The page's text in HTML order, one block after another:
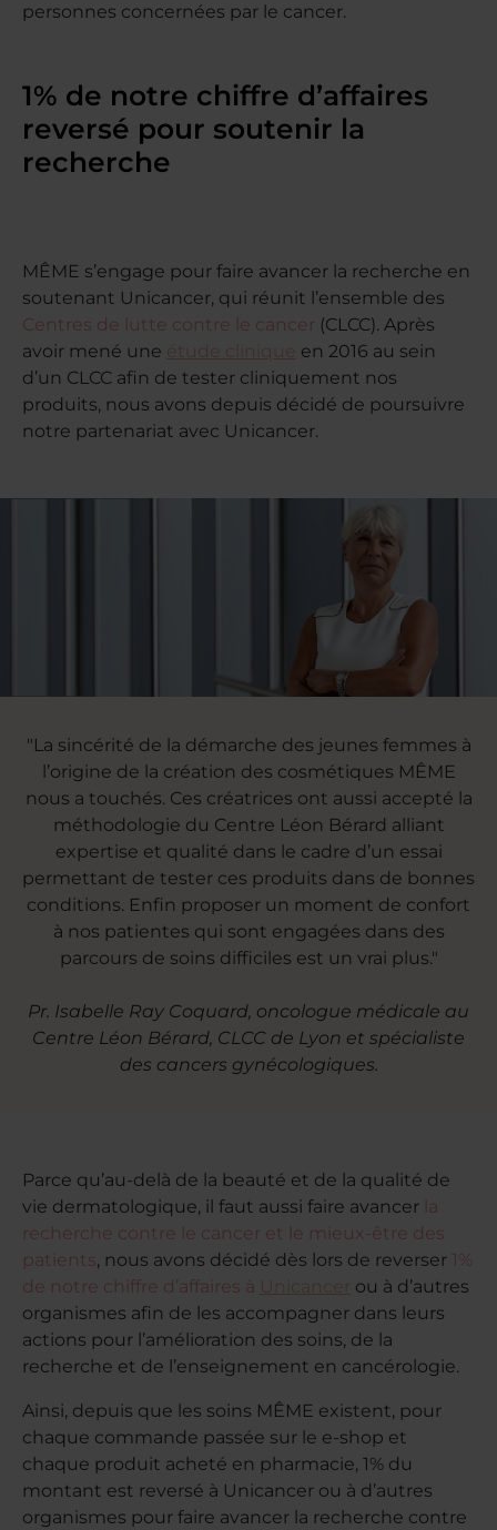
personnes concernées par le cancer.
1% de notre chiffre d’affaires
reversé pour soutenir la
recherche
MÊME s’engage pour faire avancer la recherche en
soutenant Unicancer, qui réunit l’ensemble des
Centres de lutte contre le cancer (CLCC). Après
avoir mené une étude clinique en 2016 au sein
d’un CLCC afin de tester cliniquement nos
produits, nous avons depuis décidé de poursuivre
notre partenariat avec Unicancer.
"La sincérité de la démarche des jeunes femmes à
l’origine de la création des cosmétiques MÊME
nous a touchés. Ces créatrices ont aussi accepté la
méthodologie du Centre Léon Bérard alliant
expertise et qualité dans le cadre d’un essai
permettant de tester ces produits dans de bonnes
conditions. Enfin proposer un moment de confort
à nos patientes qui sont engagées dans des
parcours de soins difficiles est un vrai plus."
Pr. Isabelle Ray Coquard, oncologue médicale au
Centre Léon Bérard, CLCC de Lyon et spécialiste
des cancers gynécologiques.
Parce qu’au-delà de la beauté et de la qualité de
vie dermatologique, il faut aussi faire avancer la
recherche contre le cancer et le mieux-être des
patients, nous avons décidé dès lors de reverser 1%
de notre chiffre d’affaires à Unicancer ou à d’autres
organismes afin de les accompagner dans leurs
actions pour l’amélioration des soins, de la
recherche et de l’enseignement en cancérologie.
Ainsi, depuis que les soins MÊME existent, pour
chaque commande passée sur le e-shop et
chaque produit acheté en pharmacie, 1% du
montant est reversé à Unicancer ou à d’autres
organismes pour faire avancer la recherche contre